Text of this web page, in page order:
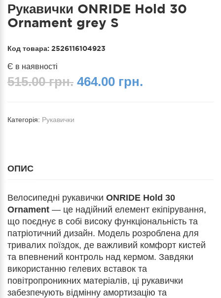
Рукавички ONRIDE Hold 30
Ornament grey S
Код товара: 2526116104923
Є в наявності
515.00 грн. 464.00 грн.
Категорія: Рукавички
ОПИС
Велосипедні рукавички ONRIDE Hold 30
Ornament — це надійний елемент екіпірування,
що поєднує в собі високу функціональність та
патріотичний дизайн. Модель розроблена для
тривалих поїздок, де важливий комфорт кистей
та впевнений контроль над кермом. Завдяки
використанню гелевих вставок та
повітропроникних матеріалів, ці рукавички
забезпечують відмінну амортизацію та